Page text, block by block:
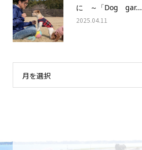
に ～「Dog gar...
2025.04.11
月を選択